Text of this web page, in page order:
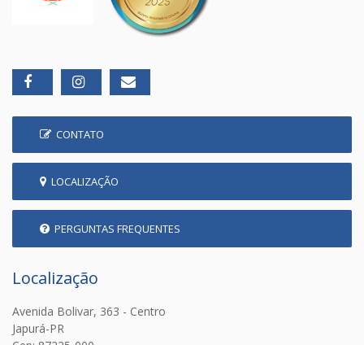
CONTATO
LOCALIZAÇÃO
PERGUNTAS FREQUENTES
Localização
Avenida Bolivar, 363 - Centro
Japurá-PR